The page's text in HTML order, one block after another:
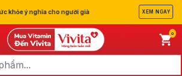
khỏe ý nghĩa cho người già XEM NGAY
0